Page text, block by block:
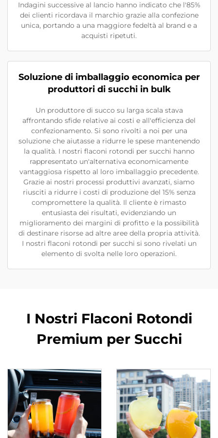
Indagini successive al lancio hanno indicato che l'85%
dei clienti ricordava il marchio grazie alla confezione
unica, portando a una maggiore fedeltà al brand e a
acquisti ripetuti.
Soluzione di imballaggio economica per
produttori di succhi in bulk
Un produttore di succo su larga scala stava
affrontando sfide relative ai costi e all'efficienza del
confezionamento. Si sono rivolti a noi per una
soluzione che aiutasse a ridurre le spese mantenendo
la qualità. I nostri flaconi rotondi per succhi hanno
rappresentato un'alternativa economicamente
vantaggiosa rispetto al loro imballaggio precedente.
Grazie ai nostri processi produttivi avanzati, siamo
riusciti a ridurre i costi di produzione del 15% senza
compromettere la qualità. Il cliente è rimasto
entusiasta dei risultati, evidenziando un
miglioramento dei margini di profitto e la possibilità
di destinare risorse ad altre aree della propria attività.
I nostri flaconi rotondi per succhi si sono rivelati un
elemento di svolta nelle loro operazioni.
I Nostri Flaconi Rotondi
Premium per Succhi